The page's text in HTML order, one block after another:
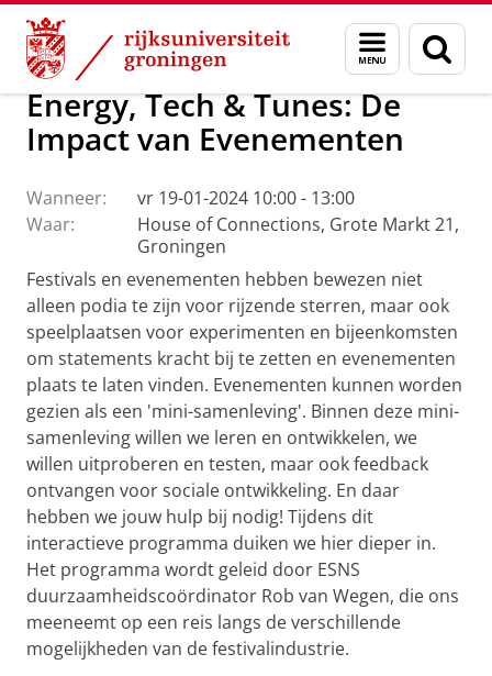
Skip
Content
Skip
Navigation
Menu
en
zoeken
Maatschappij/bedrijven House of Connections
Energy, Tech & Tunes: De
Impact van Evenementen
Wanneer:
vr 19-01-2024 10:00 - 13:00
Waar:
House of Connections, Grote Markt 21,
Groningen
Festivals en evenementen hebben bewezen niet
alleen podia te zijn voor rijzende sterren, maar ook
speelplaatsen voor experimenten en bijeenkomsten
om statements kracht bij te zetten en evenementen
plaats te laten vinden. Evenementen kunnen worden
gezien als een 'mini-samenleving'. Binnen deze mini-
samenleving willen we leren en ontwikkelen, we
willen uitproberen en testen, maar ook feedback
ontvangen voor sociale ontwikkeling. En daar
hebben we jouw hulp bij nodig! Tijdens dit
interactieve programma duiken we hier dieper in.
Het programma wordt geleid door ESNS
duurzaamheidscoördinator Rob van Wegen, die ons
meeneemt op een reis langs de verschillende
mogelijkheden van de festivalindustrie.